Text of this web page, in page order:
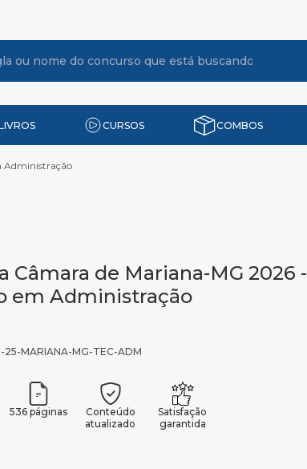
CURSOS COMBOS
Administração
Câmara de Mariana-MG 2026 -
em Administração
25-MARIANA-MG-TEC-ADM
536 páginas
Conteúdo
atualizado
Satisfação
garantida